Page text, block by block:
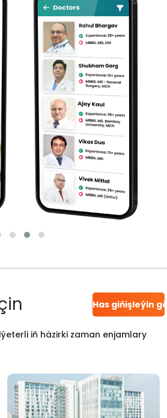
Has giňişleýin gör
iň häzirki zaman enjamlary